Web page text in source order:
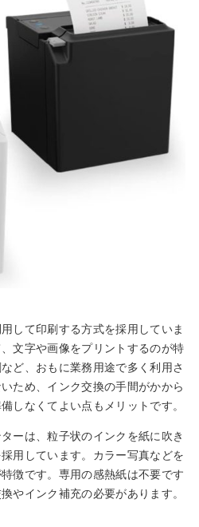
して印刷する方式を採用していま
文字や画像をプリントするのが特
ど、おもに業務用途で多く利用さ
ため、インク交換の手間がかから
しなくてよい点もメリットです。
ーは、粒子状のインクを紙に吹き
用しています。カラー写真などを
徴です。専用の感熱紙は不要です
やインク補充の必要があります。